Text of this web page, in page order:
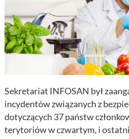
Sekretariat INFOSAN był
incydentów związanych z
dotyczących 37 państw
terytoriów w czwartym, i